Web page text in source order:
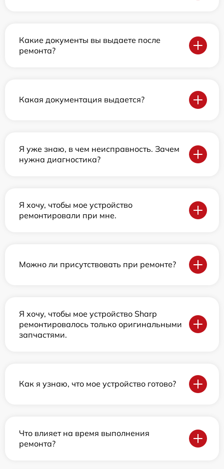
Какие документы вы выдаете после
ремонта?
Какая документация выдается?
Я уже знаю, в чем неисправность. Зачем
нужна диагностика?
Я хочу, чтобы мое устройство
ремонтировали при мне.
Можно ли присутствовать при ремонте?
Я хочу, чтобы мое устройство Sharp
ремонтировалось только оригинальными
запчастями.
Как я узнаю, что мое устройство готово?
Что влияет на время выполнения
ремонта?